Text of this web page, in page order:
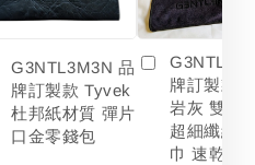
G3NTL3M3N 品
牌訂製款 Tyvek
杜邦紙材質 彈片
口金零錢包
牌訂製款
岩灰 雙色
超細纖維
巾 速乾 吸